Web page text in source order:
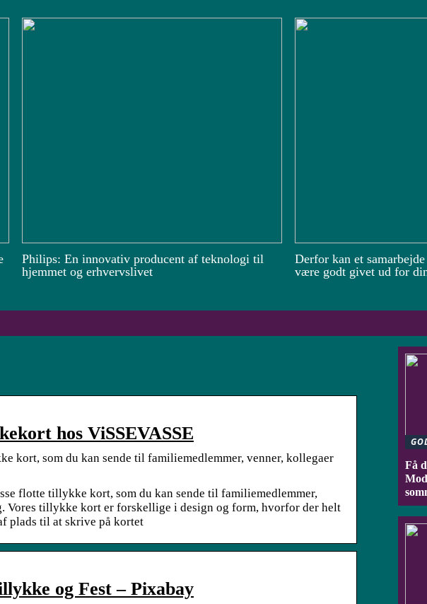
Philips: En innovativ producent af teknologi til
hjemmet og erhvervslivet
Derfor kan et
være godt givet ud for
hos ViSSEVASSE
kort, som du kan sende til familiemedlemmer, venner, kollegaer
flotte tillykke kort, som du kan sende til familiemedlemmer,
Vores tillykke kort er forskellige i design og form, hvorfor der helt
plads til at skrive på kortet
og Fest – Pixabay
Få